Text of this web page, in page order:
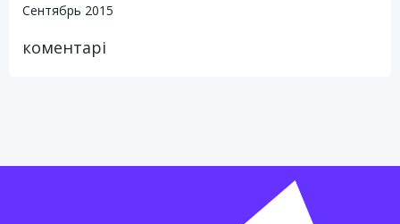
Сентябрь 2015
коментарі